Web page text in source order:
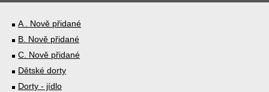
A . Nově přidané
B. Nově přidané
C. Nově přidané
Dětské dorty
Dorty - jídlo